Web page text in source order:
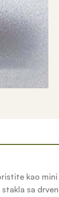
kao
sa